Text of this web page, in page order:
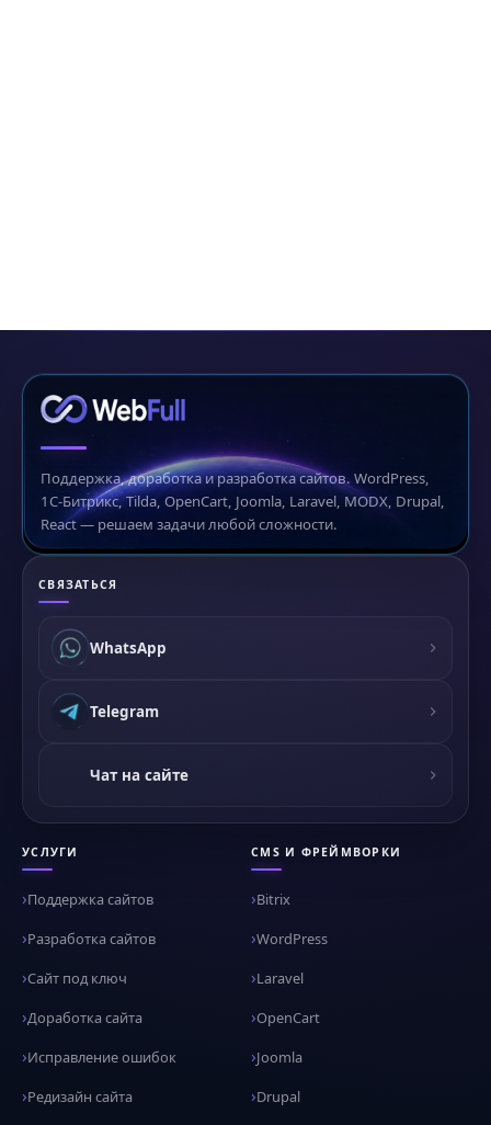
Поддержка, доработка и разработка сайтов. WordPress,
1С-Битрикс, Tilda, OpenCart, Joomla, Laravel, MODX, Drupal,
React — решаем задачи любой сложности.
СВЯЗАТЬСЯ
WhatsApp
Telegram
Чат на сайте
УСЛУГИ
Поддержка сайтов
Разработка сайтов
Сайт под ключ
Доработка сайта
Исправление ошибок
Редизайн сайта
CMS И ФРЕЙМВОРКИ
Bitrix
WordPress
Laravel
OpenCart
Joomla
Drupal